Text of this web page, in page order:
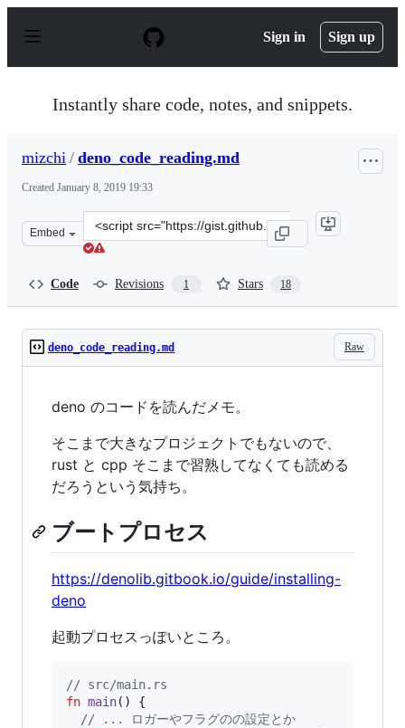
p
Sign in Sign up
Instantly share code, notes, and snippets.
mizchi / deno_code_reading.md
Created January 8, 2019 19:33
Embed
Clone
this
Code Revisions 1 Stars 18
Raw
deno_code_reading.md
deno のコードを読んだメモ。
そこまで大きなプロジェクトでもないので、
rust と cpp そこまで習熟してなくても読める
だろうという気持ち。
ブートプロセス
https://denolib.gitbook.io/guide/installing-
deno
起動プロセスっぽいところ。
// src/main.rs
fn main( )
{
// ... ロガーやフラグのの設定とか